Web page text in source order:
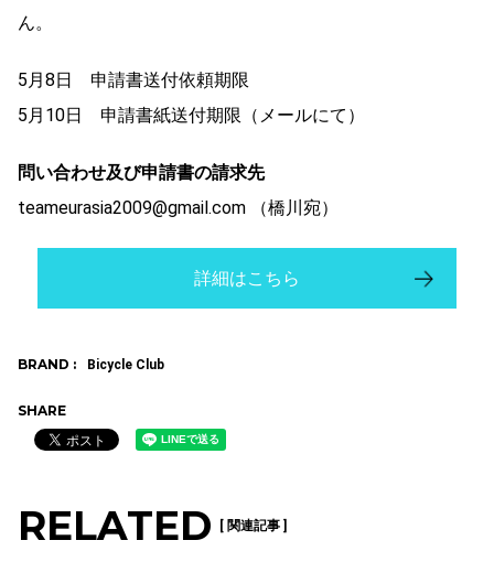
ん。
5月8日 申請書送付依頼期限
5月10日 申請書紙送付期限（メールにて）
問い合わせ及び申請書の請求先
teameurasia2009@gmail.com （橋川宛）
詳細はこちら
BRAND : Bicycle Club
SHARE
RELATED [ 関連記事 ]